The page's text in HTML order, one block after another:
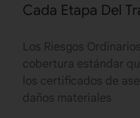
Cada Etapa Del
Los Riesgos
cobertura estándar
los certificados de
daños materiales